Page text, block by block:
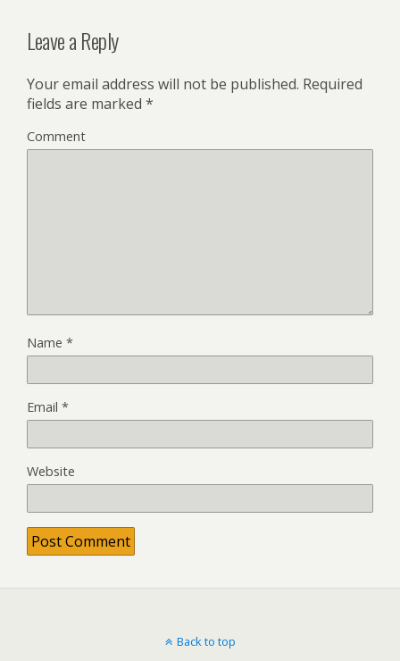
Leave a Reply
Your email address will not be published. Required
fields are marked *
Comment
Name *
Email *
Website
Back to top